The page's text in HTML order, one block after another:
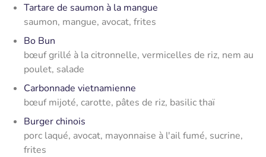
Tartare de saumon à la mangue
saumon, mangue, avocat, frites
Bo Bun
bœuf grillé à la citronnelle, vermicelles de riz, nem au
poulet, salade
Carbonnade vietnamienne
bœuf mijoté, carotte, pâtes de riz, basilic thaï
Burger chinois
porc laqué, avocat, mayonnaise à l'ail fumé, sucrine,
frites